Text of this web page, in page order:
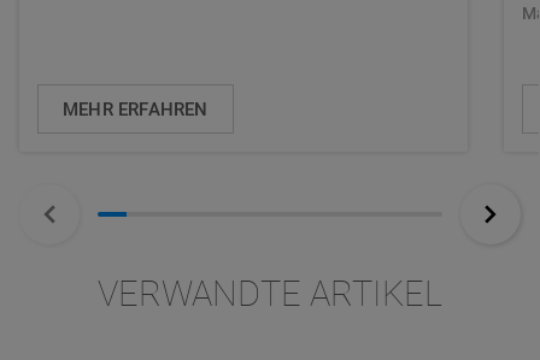
MEHR ERFAHREN
VERWANDTE ARTIKEL